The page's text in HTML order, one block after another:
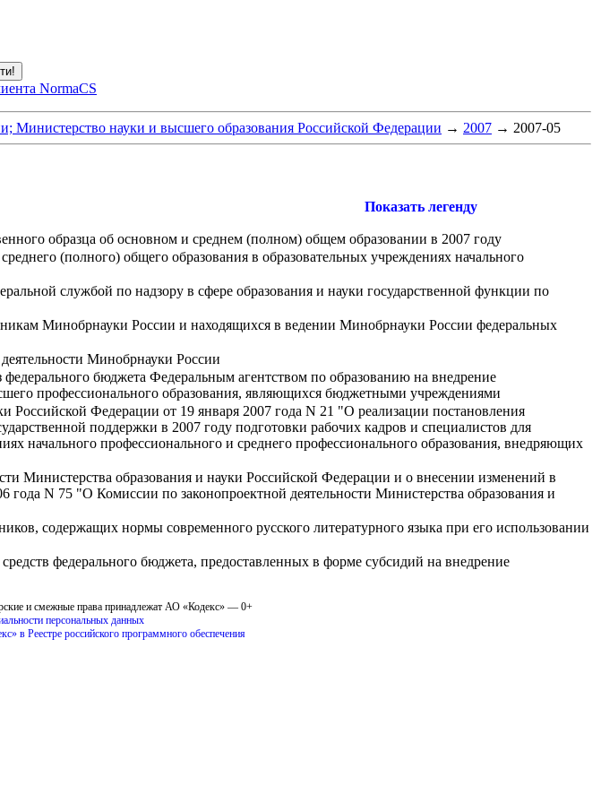
NormaCS
Министерство науки и высшего образования Российской Федерации → 2007 → 2007-05
Показать легенду
образца об основном и среднем (полном) общем образовании в 2007 году
(полного) общего образования в образовательных учреждениях начального
службой по надзору в сфере образования и науки государственной функции по
Минобрнауки России и находящихся в ведении Минобрнауки России федеральных
Минобрнауки России
бюджета Федеральным агентством по образованию на внедрение
профессионального образования, являющихся бюджетными учреждениями
Российской Федерации от 19 января 2007 года N 21 "О реализации постановления
поддержки в 2007 году подготовки рабочих кадров и специалистов для
начального профессионального и среднего профессионального образования, внедряющих
Министерства образования и науки Российской Федерации и о внесении изменений в
N 75 "О Комиссии по законопроектной деятельности Министерства образования и
содержащих нормы современного русского литературного языка при его использовании
федерального бюджета, предоставленных в форме субсидий на внедрение
и смежные права принадлежат АО «Кодекс» — 0+
персональных данных
в Реестре российского программного обеспечения